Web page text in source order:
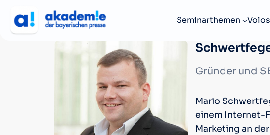
Seminarthemen
Gründer und
Mario
einem Internet-
Marketing an